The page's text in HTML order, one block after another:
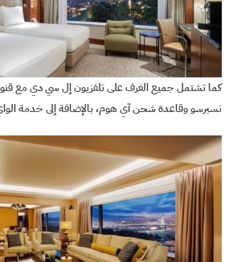
كما تشتمل جميع الغرف على تلفزيون إل سي دي مع
نسبرسو وقاعدة شحن آي هوم، بالإضافة إلى خدمة